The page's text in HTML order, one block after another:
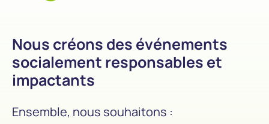
Nous créons des événements
socialement responsables et
impactants
Ensemble, nous souhaitons :